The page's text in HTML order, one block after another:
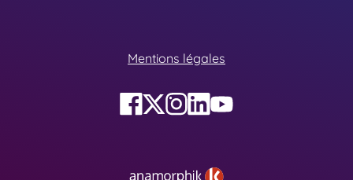
Mentions légales